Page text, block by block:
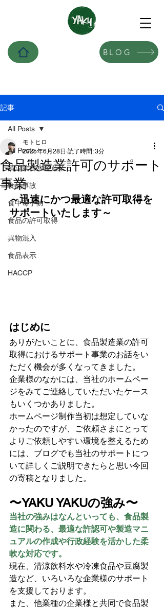
BLOG
記事
All Posts
清涼飲料水製造業
食品事故
食中毒予防
食品の許可取得
異物混入
食品表示
HACCP
All Posts
食品製造業許可のサポート
事業
モトヒロ
2025年6月28日 読了時間: 3分
～迅速にかつ最適な許可取得を
サポートいたします～
はじめに
ありがたいことに、食品製造業の許可
取得におけるサポート事業のお話をい
ただく機会が多くなってきました。
企業様のなかには、当社のホームペー
ジをみてご連絡していただいたケース
もいくつかありました。
ホームページ制作当初は想定していな
かったのですが、ご依頼さまにとって
よりご依頼しやすい環境を整えるため
には、ブログでも当社のサポートにつ
いて詳しくご説明できたらと思い今回
の寄稿となりました。
〜YAKU YAKUの強み〜
当社の強みはなんといっても、食品製
造に関わる、最適な許認可や製造マニ
ュアルの作成や行政経験を活かした柔
軟な対応です。
現在、清涼飲料水や冷凍食品や豆腐製
造など、いろいろな企業様のサポート
を支援しております。
また、他業種の企業様と共同で食品製